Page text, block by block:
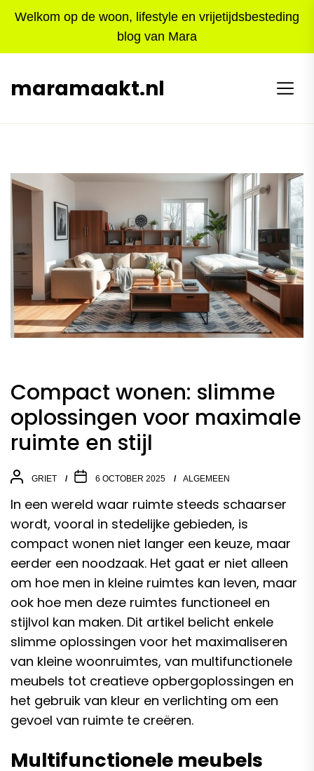
Welkom op de woon, lifestyle en vrijetijdsbesteding
blog van Mara
maramaakt.nl
Compact wonen: slimme
oplossingen voor maximale
ruimte en stijl
GRIET 6 OCTOBER 2025 ALGEMEEN
In een wereld waar ruimte steeds schaarser
wordt, vooral in stedelijke gebieden, is
compact wonen niet langer een keuze, maar
eerder een noodzaak. Het gaat er niet alleen
om hoe men in kleine ruimtes kan leven, maar
ook hoe men deze ruimtes functioneel en
stijlvol kan maken. Dit artikel belicht enkele
slimme oplossingen voor het maximaliseren
van kleine woonruimtes, van multifunctionele
meubels tot creatieve opbergoplossingen en
het gebruik van kleur en verlichting om een
gevoel van ruimte te creëren.
Multifunctionele meubels